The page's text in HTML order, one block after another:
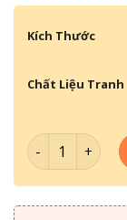
Kích Thước
Chất Liệu Tranh
Tranh Treo